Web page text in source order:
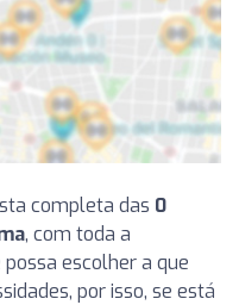
completa das 0
, com toda a
escolher a que
por isso, se está